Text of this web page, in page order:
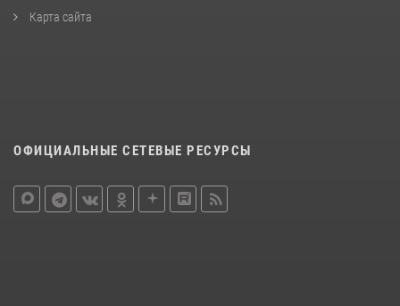
Карта сайта
ОФИЦИАЛЬНЫЕ СЕТЕВЫЕ РЕСУРСЫ